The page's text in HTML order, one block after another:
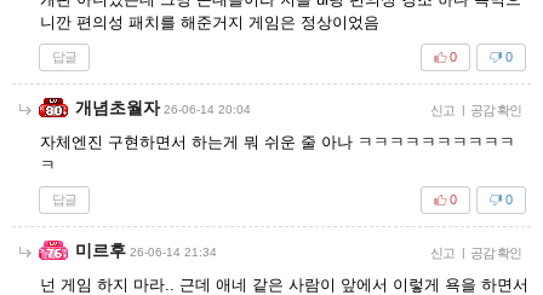
니깐 편의성 패치를 해준거지 게임은 정상이었음
답글 0
0
개념초월자 26-06-14 20:04 신고 | 공감 확인
자체엔진 구현하면서 하는게 뭐 쉬운 줄 아나 ㅋㅋㅋㅋㅋㅋㅋㅋㅋㅋ
ㅋ
답글 0
0
미르후 26-06-14 21:34 신고 | 공감 확인
넌 게임 하지 마라.. 근데 애네 같은 사람이 앞에서 이렇게 욕을 하면서